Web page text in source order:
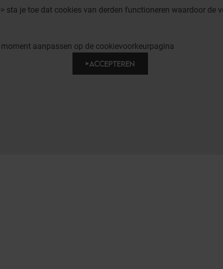
sta je toe dat cookies van derden functioneren waardoor de
aanpassen op de cookievoorkeurpagina
ACCEPTEREN